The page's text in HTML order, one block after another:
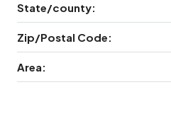
State/county:
Zip/Postal Code:
Area: